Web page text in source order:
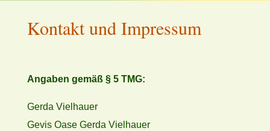
Kontakt und Impressum
Angaben gemäß § 5 TMG:
Gerda Vielhauer
Gevis Oase Gerda Vielhauer